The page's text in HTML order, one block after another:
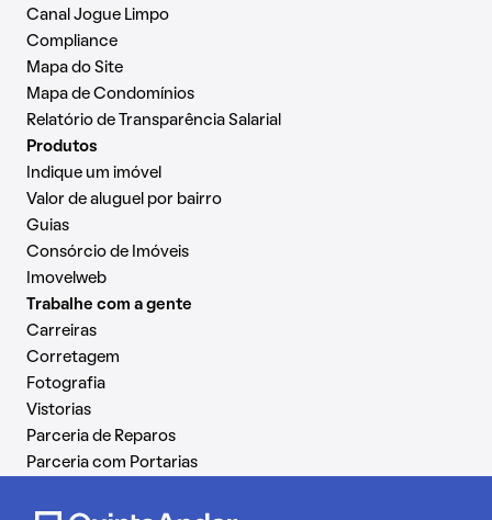
Canal Jogue Limpo
Compliance
Mapa do Site
Mapa de Condomínios
Relatório de Transparência Salarial
Produtos
Indique um imóvel
Valor de aluguel por bairro
Guias
Consórcio de Imóveis
Imovelweb
Trabalhe com a gente
Carreiras
Corretagem
Fotografia
Vistorias
Parceria de Reparos
Parceria com Portarias